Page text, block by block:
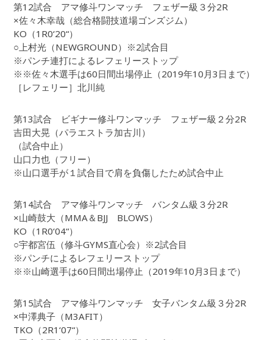
第12試合 アマ修斗ワンマッチ フェザー級３分2R
×佐々木幸哉（総合格闘技道場ゴンズジム）
KO（1R0‘20“）
○上村光（NEWGROUND）※2試合目
※パンチ連打によるレフェリーストップ
※※佐々木選手は60日間出場停止（2019年10月3日まで）
［レフェリー］北川純
第13試合 ビギナー修斗ワンマッチ フェザー級２分2R
吉田大晃（パラエストラ加古川）
（試合中止）
山口力也（フリー）
※山口選手が１試合目で肩を負傷したため試合中止
第14試合 アマ修斗ワンマッチ バンタム級３分2R
×山崎鼓大（MMA＆BJJ BLOWS）
KO（1R0‘04“）
○宇都宮伍（修斗GYMS直心会）※2試合目
※パンチによるレフェリーストップ
※※山崎選手は60日間出場停止（2019年10月3日まで）
第15試合 アマ修斗ワンマッチ 女子バンタム級３分2R
×中澤典子（M3AFIT）
TKO（2R1‘07“）